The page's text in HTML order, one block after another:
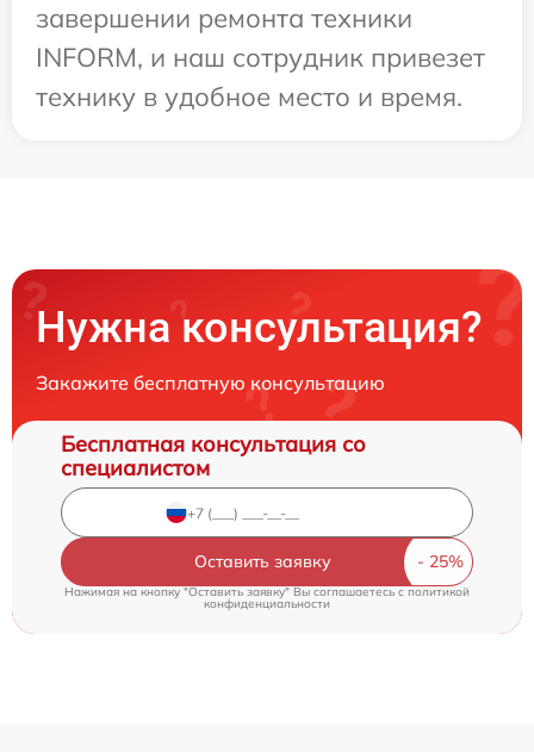
завершении ремонта техники
INFORM, и наш сотрудник привезет
технику в удобное место и время.
Нужна консультация?
Закажите бесплатную консультацию
Бесплатная консультация со
специалистом
Оставить заявку
Нажимая на кнопку "Оставить заявку" Вы соглашаетесь c политикой
конфиденциальности